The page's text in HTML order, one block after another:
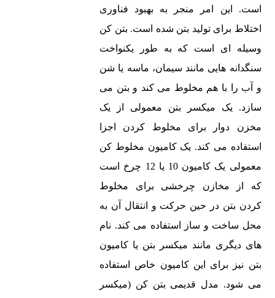
است. این امر منجر به بهبود فناوری
اختلاط برای تولید بتن شده است. بتن کن
وسیله ای است که به طور یکنواخت
سنگدانه هایی مانند سیمان، ماسه یا شن
و آب را با هم مخلوط می کند و بتن می
سازد. یک میکسر بتن معمولی از یک
مخزن دوار برای مخلوط کردن اجزا
استفاده می کند. یک کامیون مخلوط کن
معمولی یک کامیون 10 یا 12 چرخ است
که از مخازن چرخشی برای مخلوط
کردن بتن در حین حرکت و انتقال آن به
محل ساخت و ساز استفاده می کند. نام
های دیگری مانند میکسر بتن یا کامیون
بتن نیز برای این کامیون خاص استفاده
می شود. مدل قدیمی بتن کن (میکسر